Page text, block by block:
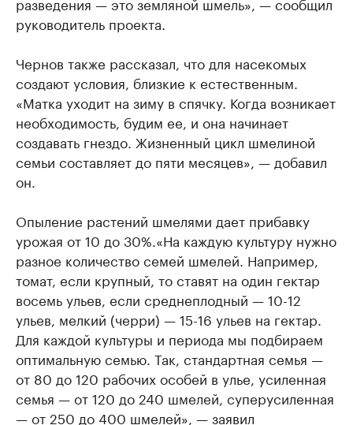
руководитель проекта.
Чернов также рассказал, что для насекомых
создают условия, близкие к естественным.
«Матка уходит на зиму в спячку. Когда возникает
необходимость, будим ее, и она начинает
создавать гнездо. Жизненный цикл шмелиной
семьи составляет до пяти месяцев», — добавил
он.
Опыление растений шмелями дает прибавку
урожая от 10 до 30%.«На каждую культуру нужно
разное количество семей шмелей. Например,
томат, если крупный, то ставят на один гектар
восемь ульев, если среднеплодный — 10-12
ульев, мелкий (черри) — 15-16 ульев на гектар.
Для каждой культуры и периода мы подбираем
оптимальную семью. Так, стандартная семья —
от 80 до 120 рабочих особей в улье, усиленная
семья — от 120 до 240 шмелей, суперусиленная
— от 250 до 400 шмелей», — заявил